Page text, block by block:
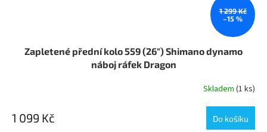
1 299 Kč
–15 %
Zapletené přední kolo 559 (26") Shimano dynamo
náboj ráfek Dragon
produktu
je
Skladem(1 ks)
1 099 Kč Do košíku